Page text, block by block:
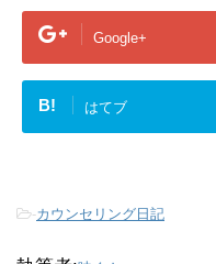
Google+
B! はてブ
-カウンセリング日記